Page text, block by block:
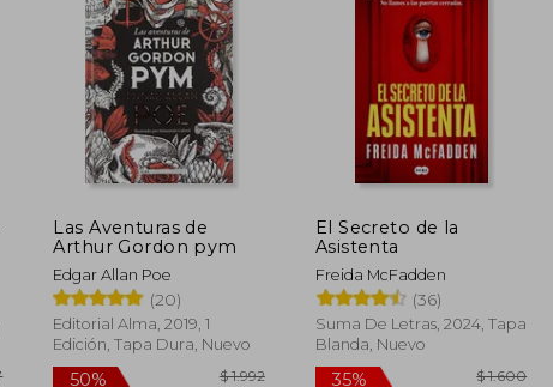
$ 1.784
$ 1.071
50%
dcto.
$ 3.111
$ 1.556
15%
dcto.
Las Aventuras de
Arthur Gordon pym
Edgar Allan Poe
(20)
Editorial Alma, 2019, 1
Edición, Tapa Dura, Nuevo
El Secreto de la
Asistenta
Freida McFadden
(36)
Suma De Letras, 2024, Tapa
Blanda, Nuevo